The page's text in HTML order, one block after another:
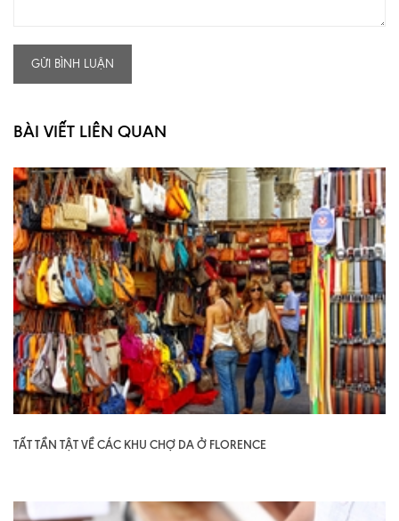
GỬI BÌNH LUẬN
BÀI VIẾT LIÊN QUAN
TẤT TẦN TẬT VỀ CÁC KHU CHỢ DA Ở FLORENCE